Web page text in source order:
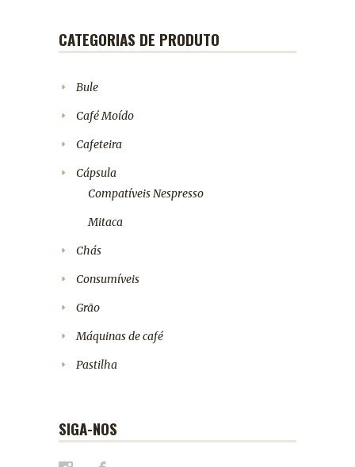
CATEGORIAS DE PRODUTO
Bule
Café Moído
Cafeteira
Cápsula
Compatíveis Nespresso
Mitaca
Chás
Consumíveis
Grão
Máquinas de café
Pastilha
SIGA-NOS